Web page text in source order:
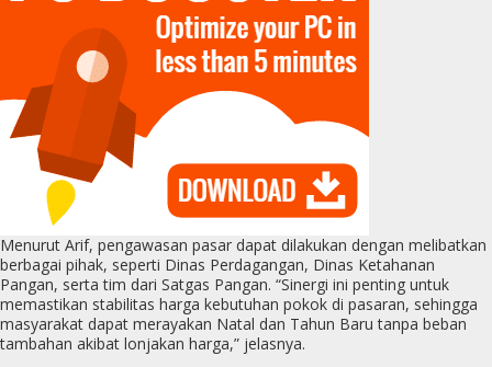
Menurut Arif, pengawasan pasar dapat dilakukan dengan melibatkan
berbagai pihak, seperti Dinas Perdagangan, Dinas Ketahanan
Pangan, serta tim dari Satgas Pangan. “Sinergi ini penting untuk
memastikan stabilitas harga kebutuhan pokok di pasaran, sehingga
masyarakat dapat merayakan Natal dan Tahun Baru tanpa beban
tambahan akibat lonjakan harga,” jelasnya.